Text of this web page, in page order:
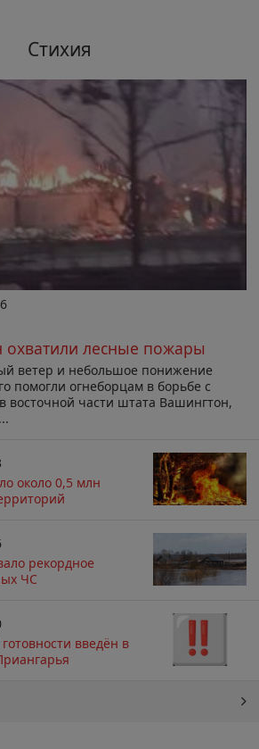
Стихия
лесные пожары
ветер и небольшое понижение
помогли огнеборцам в борьбе с
части штата Вашингтон,
около 0,5 млн
рекордное
ЧС
введён в